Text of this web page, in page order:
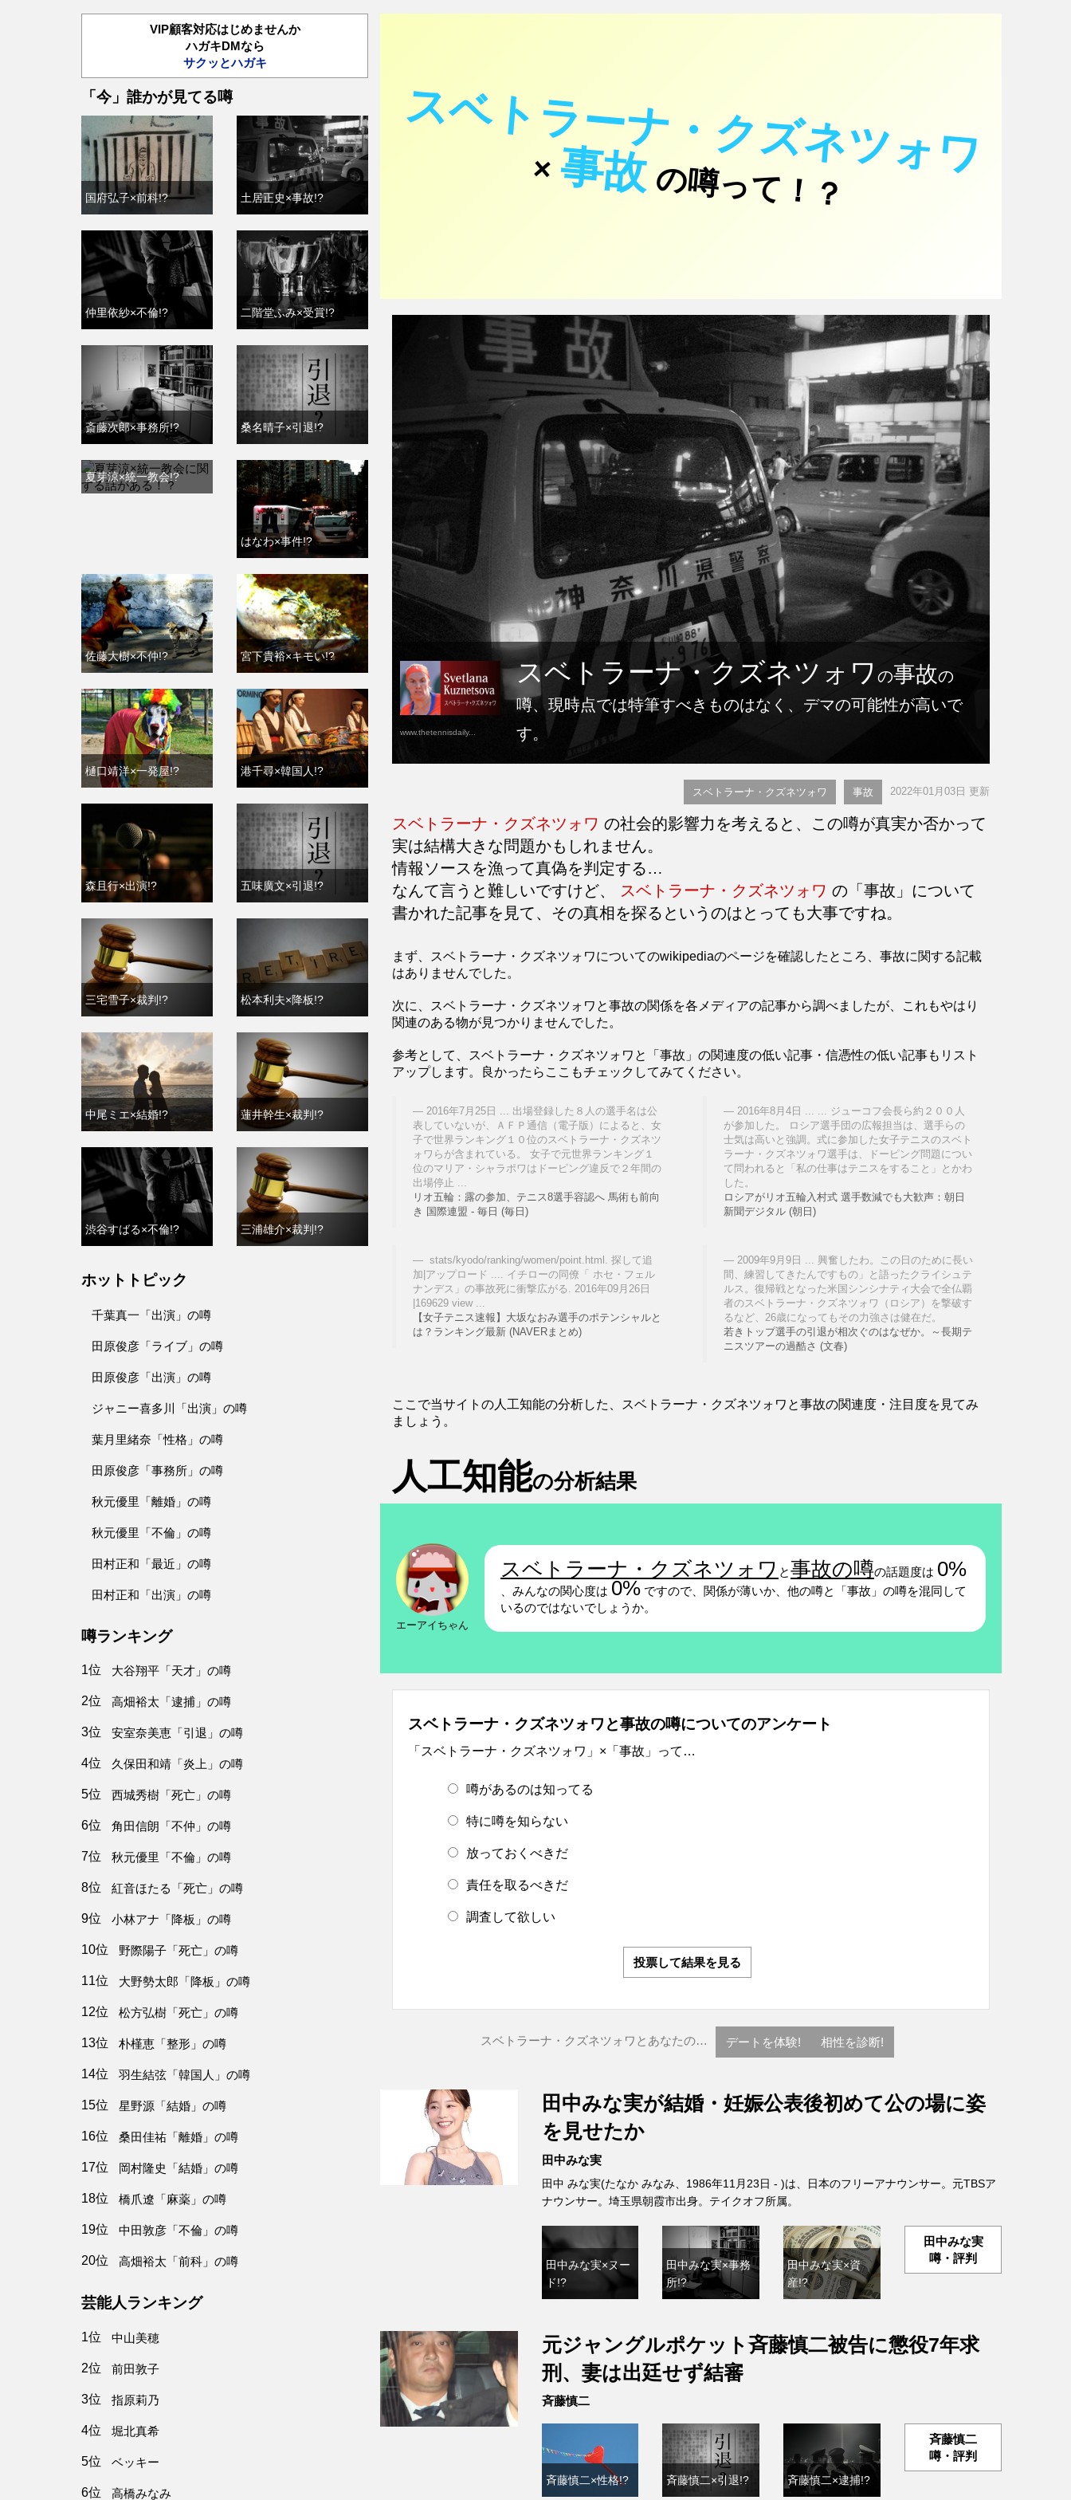
スベトラーナ・クズネツォワ
×事故の噂って！？
www.thetennisdaily...
スベトラーナ・クズネツォワ の事故の
噂、現時点では特筆すべきものはなく、デマの可能性が高いで
す。
スベトラーナ・クズネツォワ 事故 2022年01月03日 更新
スベトラーナ・クズネツォワ の社会的影響力を考えると、この噂が真実か否かって
実は結構大きな問題かもしれません。
情報ソースを漁って真偽を判定する…
なんて言うと難しいですけど、
スベトラーナ・クズネツォワ の「事故」について
書かれた記事を見て、その真相を探るというのはとっても大事ですね。
まず、スベトラーナ・クズネツォワについてのwikipediaのページを確認したところ、事故に関する記載
はありませんでした。
次に、スベトラーナ・クズネツォワと事故の関係を各メディアの記事から調べましたが、これもやはり
関連のある物が見つかりませんでした。
参考として、スベトラーナ・クズネツォワと「事故」の関連度の低い記事・信憑性の低い記事もリスト
アップします。良かったらここもチェックしてみてください。
2016年7月25日 ... 出場登録した８人の選手名は公
表していないが、ＡＦＰ通信（電子版）によると、女
子で世界ランキング１０位のスベトラーナ・クズネツ
ォワらが含まれている。 女子で元世界ランキング１
位のマリア・シャラポワはドーピング違反で２年間の
出場停止 ...
リオ五輪：露の参加、テニス8選手容認へ 馬術も前向
き 国際連盟 - 毎日 (毎日)
2016年8月4日 ... ... ジューコフ会長ら約２００人
が参加した。 ロシア選手団の広報担当は、選手らの
士気は高いと強調。式に参加した女子テニスのスベト
ラーナ・クズネツォワ選手は、ドーピング問題につい
て問われると「私の仕事はテニスをすること」とかわ
した。
ロシアがリオ五輪入村式 選手数減でも大歓声：朝日
新聞デジタル (朝日)
stats/kyodo/ranking/women/point.html. 探して追
加|アップロード .... イチローの同僚「 ホセ・フェル
ナンデス」の事故死に衝撃広がる. 2016年09月26日
|169629 view ...
【女子テニス速報】大坂なおみ選手のポテンシャルと
は？ランキング最新 (NAVERまとめ)
2009年9月9日 ... 興奮したわ。この日のために長い
間、練習してきたんですもの」と語ったクライシュテ
ルス。復帰戦となった米国シンシナティ大会で全仏覇
者のスベトラーナ・クズネツォワ（ロシア）を撃破す
るなど、26歳になってもその力強さは健在だ。
若きトップ選手の引退が相次ぐのはなぜか。～長期テ
ニスツアーの過酷さ (文春)
ここで当サイトの人工知能の分析した、スベトラーナ・クズネツォワと事故の関連度・注目度を見てみ
ましょう。
人工知能の分析結果
エーアイちゃん
スベトラーナ・クズネツォワ と事故の噂の話題度は 0%
、みんなの関心度は 0% ですので、関係が薄いか、他の噂と「事故」の噂を混同して
いるのではないでしょうか。
スベトラーナ・クズネツォワと事故の噂についてのアンケート
「スベトラーナ・クズネツォワ」×「事故」って…
噂があるのは知ってる
特に噂を知らない
放っておくべきだ
責任を取るべきだ
調査して欲しい
投票して結果を見る
スベトラーナ・クズネツォワとあなたの… デートを体験! 相性を診断!
田中みな実が結婚・妊娠公表後初めて公の場に姿
を見せたか
田中みな実
田中 みな実(たなか みなみ、1986年11月23日 - )は、日本のフリーアナウンサー。元TBSア
ナウンサー。埼玉県朝霞市出身。テイクオフ所属。
田中みな実×ヌー
ド!?
田中みな実×事務
所!?
田中みな実×資
産!?
田中みな実
噂・評判
元ジャングルポケット斉藤慎二被告に懲役7年求
刑、妻は出廷せず結審
斉藤慎二
斉藤慎二×性格!? 斉藤慎二×引退!? 斉藤慎二×逮捕!?
斉藤慎二
噂・評判
VIP顧客対応はじめませんか
ハガキDMなら
サクッとハガキ
「今」誰かが見てる噂
国府弘子×前科!? 土居正史×事故!?
仲里依紗×不倫!? 二階堂ふみ×受賞!?
斎藤次郎×事務所!? 桑名晴子×引退!?
夏芽涼×統一教会!?
はなわ×事件!?
佐藤大樹×不仲!? 宮下貴裕×キモい!?
樋口靖洋×一発屋!? 港千尋×韓国人!?
森且行×出演!? 五味廣文×引退!?
三宅雪子×裁判!? 松本利夫×降板!?
中尾ミエ×結婚!? 蓮井幹生×裁判!?
渋谷すばる×不倫!? 三浦雄介×裁判!?
ホットトピック
千葉真一「出演」の噂
田原俊彦「ライブ」の噂
田原俊彦「出演」の噂
ジャニー喜多川「出演」の噂
葉月里緒奈「性格」の噂
田原俊彦「事務所」の噂
秋元優里「離婚」の噂
秋元優里「不倫」の噂
田村正和「最近」の噂
田村正和「出演」の噂
噂ランキング
1位 大谷翔平「天才」の噂
2位 高畑裕太「逮捕」の噂
3位 安室奈美恵「引退」の噂
4位 久保田和靖「炎上」の噂
5位 西城秀樹「死亡」の噂
6位 角田信朗「不仲」の噂
7位 秋元優里「不倫」の噂
8位 紅音ほたる「死亡」の噂
9位 小林アナ「降板」の噂
10位 野際陽子「死亡」の噂
11位 大野勢太郎「降板」の噂
12位 松方弘樹「死亡」の噂
13位 朴槿恵「整形」の噂
14位 羽生結弦「韓国人」の噂
15位 星野源「結婚」の噂
16位 桑田佳祐「離婚」の噂
17位 岡村隆史「結婚」の噂
18位 橋爪遼「麻薬」の噂
19位 中田敦彦「不倫」の噂
20位 高畑裕太「前科」の噂
芸能人ランキング
1位 中山美穂
2位 前田敦子
3位 指原莉乃
4位 堀北真希
5位 ベッキー
6位 高橋みなみ